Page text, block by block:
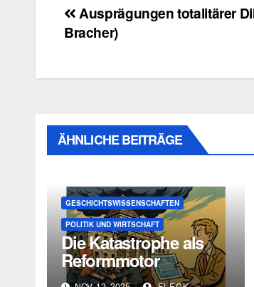
Beitragsnavigation
Ausprägungen totalitärer
Bracher)
ÄHNLICHE BEITRÄGE
GESCHICHTSWISSENSCHAFTEN
POLITIK UND WIRTSCHAFT
Die Katastrophe als
Reformmotor